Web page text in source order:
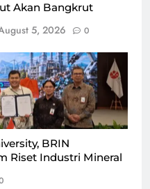
Akan Bangkrut
5, 2026 0
University China
riset industri mineral,
(Nindya Farhah
BRIN
Riset Industri Mineral